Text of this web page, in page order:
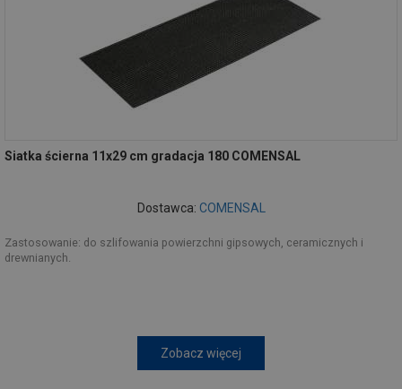
Siatka ścierna 11x29 cm gradacja 180 COMENSAL
Dostawca: COMENSAL
Zastosowanie: do szlifowania powierzchni gipsowych, ceramicznych i
drewnianych.
Zobacz więcej